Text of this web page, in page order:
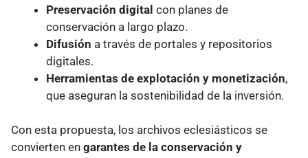
Preservación digital con planes de
conservación a largo plazo.
Difusión a través de portales y repositorios
digitales.
Herramientas de explotación y monetización,
que aseguran la sostenibilidad de la inversión.
Con esta propuesta, los archivos eclesiásticos se
convierten en garantes de la conservación y